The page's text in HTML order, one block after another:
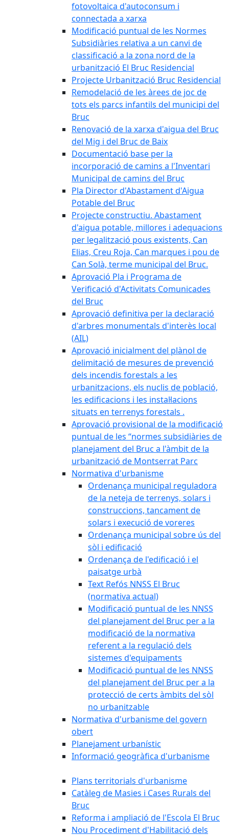
fotovoltaica d'autoconsum i
connectada a xarxa
Modificació puntual de les Normes
Subsidiàries relativa a un canvi de
classificació a la zona nord de la
urbanització El Bruc Residencial
Projecte Urbanització Bruc Residencial
Remodelació de les àrees de joc de
tots els parcs infantils del municipi del
Bruc
Renovació de la xarxa d'aigua del Bruc
del Mig i del Bruc de Baix
Documentació base per la
incorporació de camins a l'Inventari
Municipal de camins del Bruc
Pla Director d'Abastament d'Aigua
Potable del Bruc
Projecte constructiu. Abastament
d'aigua potable, millores i adequacions
per legalització pous existents, Can
Elias, Creu Roja, Can marques i pou de
Can Solà, terme municipal del Bruc.
Aprovació Pla i Programa de
Verificació d'Activitats Comunicades
del Bruc
Aprovació definitiva per la declaració
d'arbres monumentals d'interès local
(AIL)
Aprovació inicialment del plànol de
delimitació de mesures de prevenció
dels incendis forestals a les
urbanitzacions, els nuclis de població,
les edificacions i les instal·lacions
situats en terrenys forestals .
Aprovació provisional de la modificació
puntual de les “normes subsidiàries de
planejament del Bruc a l'àmbit de la
urbanització de Montserrat Parc
Normativa d'urbanisme
Ordenança municipal reguladora
de la neteja de terrenys, solars i
construccions, tancament de
solars i execució de voreres
Ordenança municipal sobre ús del
sòl i edificació
Ordenança de l'edificació i el
paisatge urbà
Text Refós NNSS El Bruc
(normativa actual)
Modificació puntual de les NNSS
del planejament del Bruc per a la
modificació de la normativa
referent a la regulació dels
sistemes d'equipaments
Modificació puntual de les NNSS
del planejament del Bruc per a la
protecció de certs àmbits del sòl
no urbanitzable
Normativa d'urbanisme del govern
obert
Planejament urbanístic
Informació geogràfica d'urbanisme
Plans territorials d'urbanisme
Catàleg de Masies i Cases Rurals del
Bruc
Reforma i ampliació de l'Escola El Bruc
Nou Procediment d'Habilitació dels